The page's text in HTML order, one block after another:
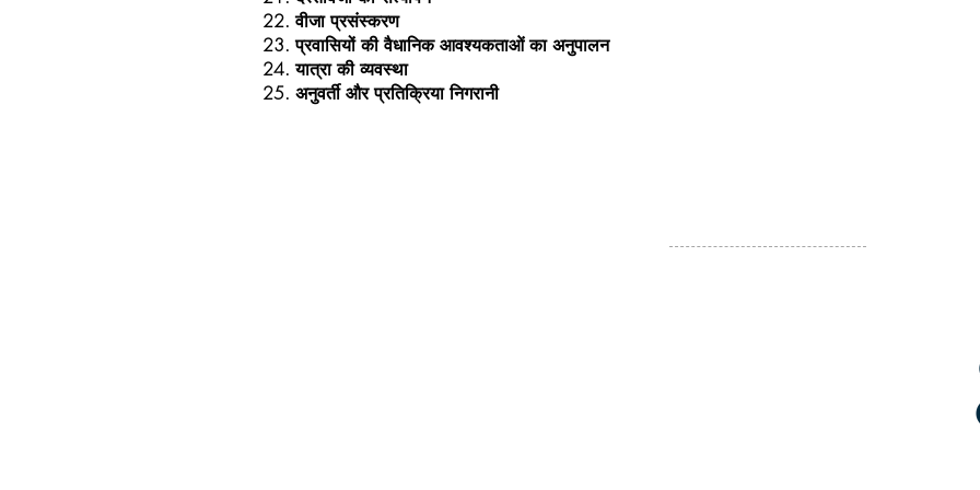
वीजा प्रसंस्करण
प्रवासियों की वैधानिक आवश्यकताओं का अनुपालन
यात्रा की व्यवस्था
अनुवर्ती और प्रतिक्रिया निगरानी